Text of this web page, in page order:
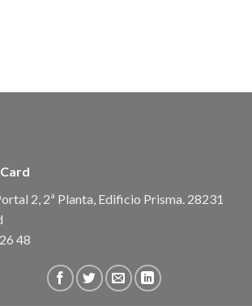
2, 2ª Planta, Edificio Prisma. 28231
48